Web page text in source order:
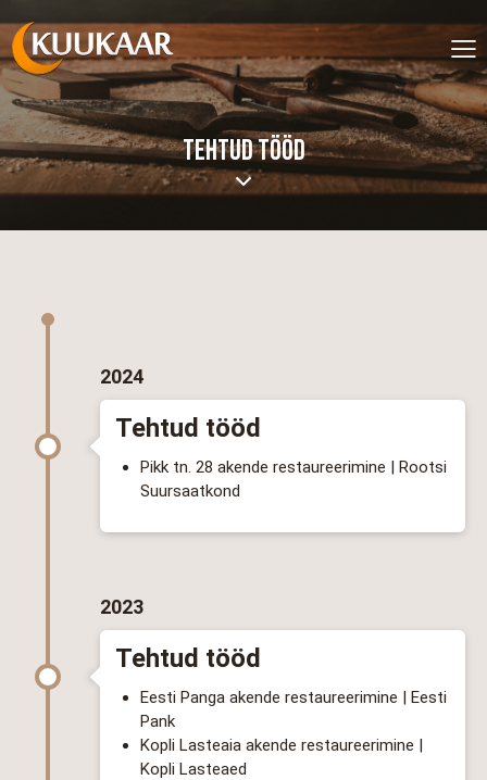
TEHTUD TÖÖD
2024
Tehtud tööd
Pikk tn. 28 akende restaureerimine | Rootsi
Suursaatkond
2023
Tehtud tööd
Eesti Panga akende restaureerimine | Eesti
Pank
Kopli Lasteaia akende restaureerimine |
Kopli Lasteaed